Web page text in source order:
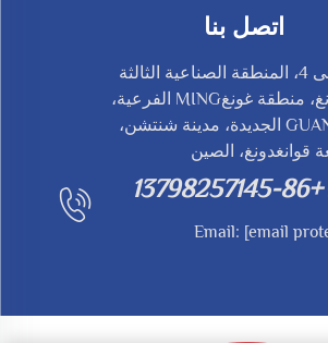
اتصل بنا
Add: #803، المبنى 4، المنطقة الصناعية الثالثة
شياونان، قرية شانغ، منطقة غونغMING الفرعية،
منطقة GUANGMING الجديدة، مدينة شنتشن،
قوانغدونغ، الصين
+86-13798257145
Email: [email